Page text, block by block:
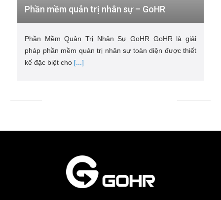
Phần mềm quản trị nhân sự – GoHR
Phần Mềm Quản Trị Nhân Sự GoHR GoHR là giải
pháp phần mềm quản trị nhân sự toàn diện được thiết
kế đặc biệt cho [...]